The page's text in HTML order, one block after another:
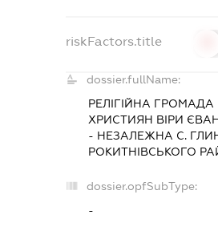
riskFactors.title
dossier.fullName:
РЕЛІГІЙНА ГРОМАДА
ХРИСТИЯН ВІРИ
- НЕЗАЛЕЖНА С.
РОКИТНІВСЬКОГО
dossier.opfSubType:
-